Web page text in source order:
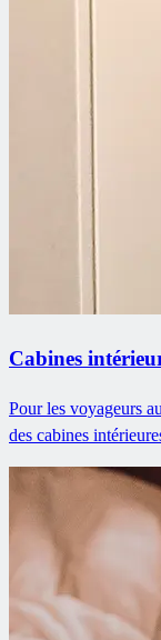
Cabines
Pour les voyageurs
des cabines